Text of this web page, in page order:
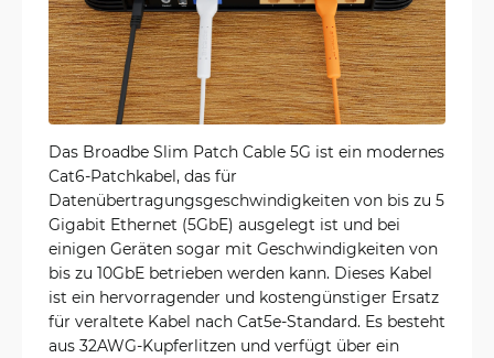
Das Broadbe Slim Patch Cable 5G ist ein modernes
Cat6-Patchkabel, das für
Datenübertragungsgeschwindigkeiten von bis zu 5
Gigabit Ethernet (5GbE) ausgelegt ist und bei
einigen Geräten sogar mit Geschwindigkeiten von
bis zu 10GbE betrieben werden kann. Dieses Kabel
ist ein hervorragender und kostengünstiger Ersatz
für veraltete Kabel nach Cat5e-Standard. Es besteht
aus 32AWG-Kupferlitzen und verfügt über ein